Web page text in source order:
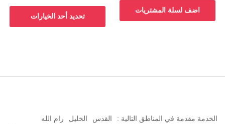
اضف لسلة المشتريات
تحديد أحد الخيارات
الخدمة مقدمة في المناطق التالية : القدس الخليل
رام الله